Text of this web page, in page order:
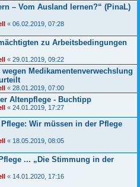
– Vom Ausland lernen?“ (PinaL)
« 06.02.2019, 07:28
zu Arbeitsbedingungen
« 29.01.2019, 09:22
Medikamentenverwechslung
« 28.01.2019, 07:00
Altenpflege - Buchtipp
« 24.01.2019, 17:27
Wir müssen in der Pflege
« 18.05.2019, 08:05
... „Die Stimmung in der
« 14.01.2020, 17:16